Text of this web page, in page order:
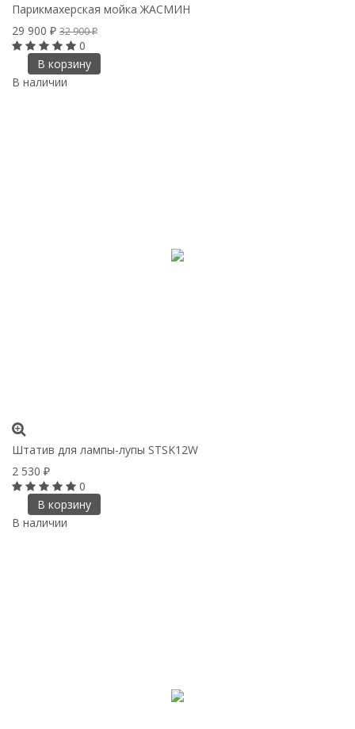
Парикмахерская мойка ЖАСМИН
29 900 ₽ 32 900₽
0
В корзину
В наличии
Штатив для лампы-лупы STSK12W
2 530 ₽
0
В корзину
В наличии